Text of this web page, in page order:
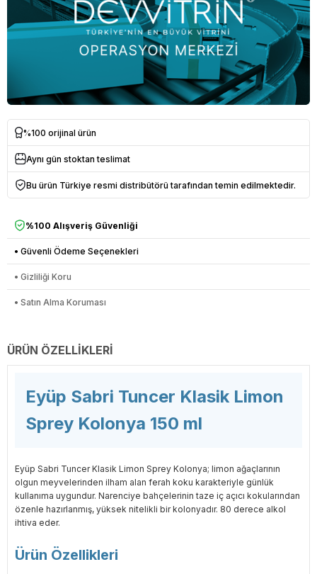
%100 orijinal ürün
Aynı gün stoktan teslimat
Bu ürün Türkiye resmi distribütörü tarafından temin edilmektedir.
%100 Alışveriş Güvenliği
• Güvenli Ödeme Seçenekleri
• Gizliliği Koru
• Satın Alma Koruması
ÜRÜN ÖZELLIKLERI
Eyüp Sabri Tuncer Klasik Limon
Sprey Kolonya 150 ml
Eyüp Sabri Tuncer Klasik Limon Sprey Kolonya; limon ağaçlarının
olgun meyvelerinden ilham alan ferah koku karakteriyle günlük
kullanıma uygundur. Narenciye bahçelerinin taze iç açıcı kokularından
özenle hazırlanmış, yüksek nitelikli bir kolonyadır. 80 derece alkol
ihtiva eder.
Ürün Özellikleri